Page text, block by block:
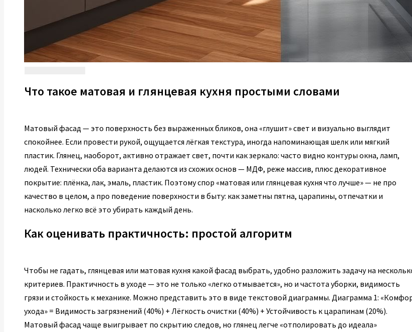
Что такое матовая и глянцевая кухня простыми словами
Матовый фасад — это поверхность без выраженных бликов, она «глушит» свет и визуально выглядит
спокойнее. Если провести рукой, ощущается лёгкая текстура, иногда напоминающая шелк или мягкий
пластик. Глянец, наоборот, активно отражает свет, почти как зеркало: часто видно контуры окна, ламп,
людей. Технически оба варианта делаются из схожих основ — МДФ, реже массив, плюс декоративное
покрытие: плёнка, лак, эмаль, пластик. Поэтому спор «матовая или глянцевая кухня что лучше» — не про
качество в целом, а про поведение поверхности в быту: как заметны пятна, царапины, отпечатки и
насколько легко всё это убирать каждый день.
Как оценивать практичность: простой алгоритм
Чтобы не гадать, глянцевая или матовая кухня какой фасад выбрать, удобно разложить задачу на
критериев. Практичность в уходе — это не только «легко отмывается», но и частота уборки, видимость
грязи и стойкость к механике. Можно представить это в виде текстовой диаграммы. Диаграмма 1:
ухода» = Видимость загрязнений (40%) + Лёгкость очистки (40%) + Устойчивость к царапинам (20%).
Матовый фасад чаще выигрывает по скрытию следов, но глянец легче «отполировать до идеала»